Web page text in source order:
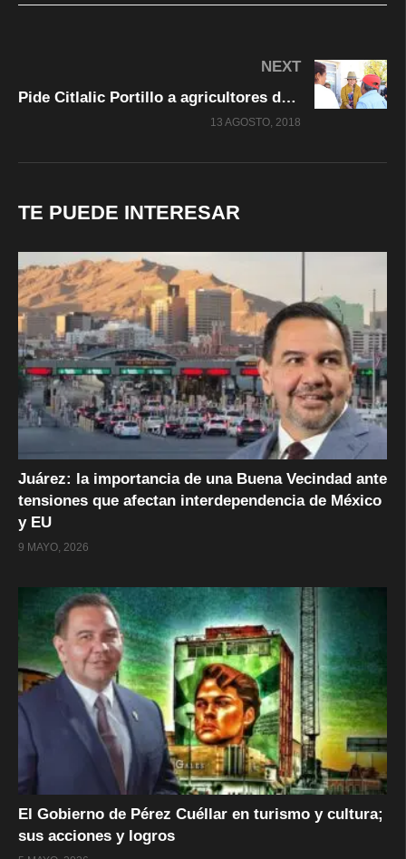
NEXT
Pide Citlalic Portillo a agricultores de Camargo hacer válido el seguro catastrófico por lluvias
13 AGOSTO, 2018
TE PUEDE INTERESAR
Juárez: la importancia de una Buena Vecindad ante
tensiones que afectan interdependencia de México
y EU
9 MAYO, 2026
El Gobierno de Pérez Cuéllar en turismo y cultura;
sus acciones y logros